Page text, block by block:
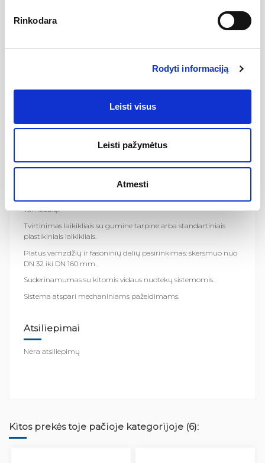
Rinkodara
Rodyti informaciją
Leisti visus
Leisti pažymėtus
Atmesti
Atsparumas korozijai ir agresyvioms nuotekoms suteikia plačias
pritaikymo galimybes ne tik gyvenamuosiuose pastatuose, bet ir
Vamzdžiai ir fasoninės dalys yra vieno sluoksnio, vientiso sienelių
skerspjūvio, pagaminti naudojant patobulintos sudėties
Lygus vamzdžių ir fasoninių dalių paviršius leidžia išvengti
su gamykloje sumontuotomis tarpinėmis.
Paprastas ir greitas surinkimas – mažas svoris ir ilgio skalė ant
vamzdžių.
Tvirtinimas laikikliais su gumine tarpine arba standartiniais
plastikiniais laikikliais.
Platus vamzdžių ir fasoninių dalių pasirinkimas: skersmuo nuo
DN 32 iki DN 160 mm.
Suderinamumas su kitomis vidaus nuotekų sistemomis.
Sistema atspari mechaniniams pažeidimams.
Atsiliepimai
Nėra atsiliepimų
Kitos prekės toje pačioje kategorijoje (6):